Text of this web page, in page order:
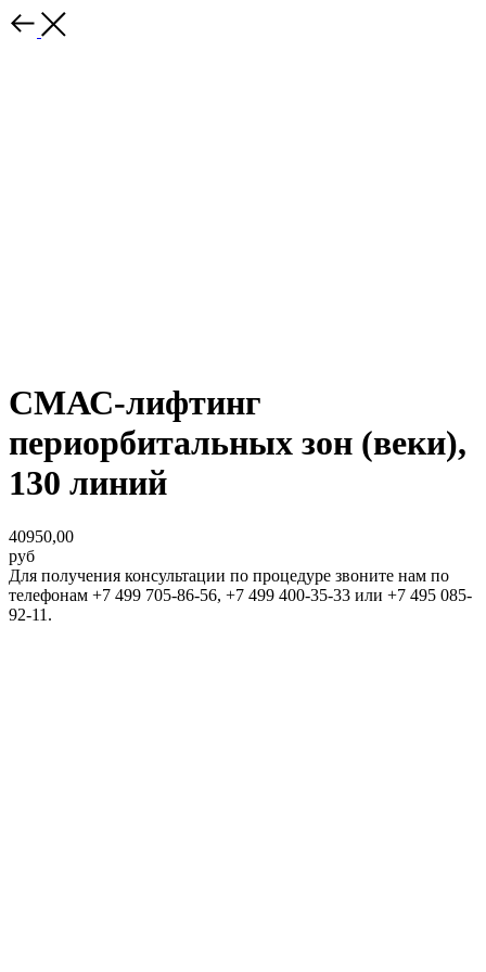
СМАС-лифтинг
периорбитальных зон (веки),
130 линий
40950,00
руб
Для получения консультации по процедуре звоните нам по
телефонам +7 499 705-86-56, +7 499 400-35-33 или +7 495 085-
92-11.